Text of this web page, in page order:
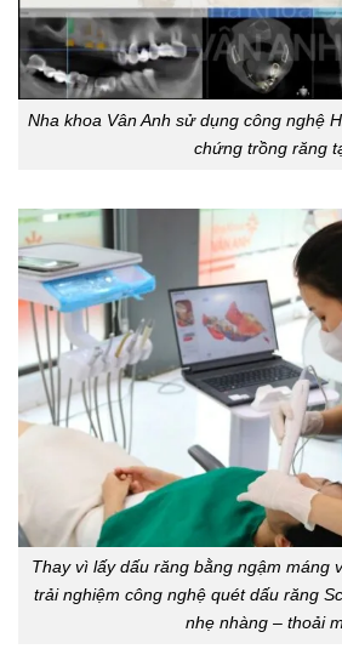
Nha khoa Vân Anh sử dụng công nghệ
chứng trồng răng
Thay vì lấy dấu răng bằng ngậm máng
trải nghiệm công nghệ quét dấu răng
nhẹ nhàng – thoải